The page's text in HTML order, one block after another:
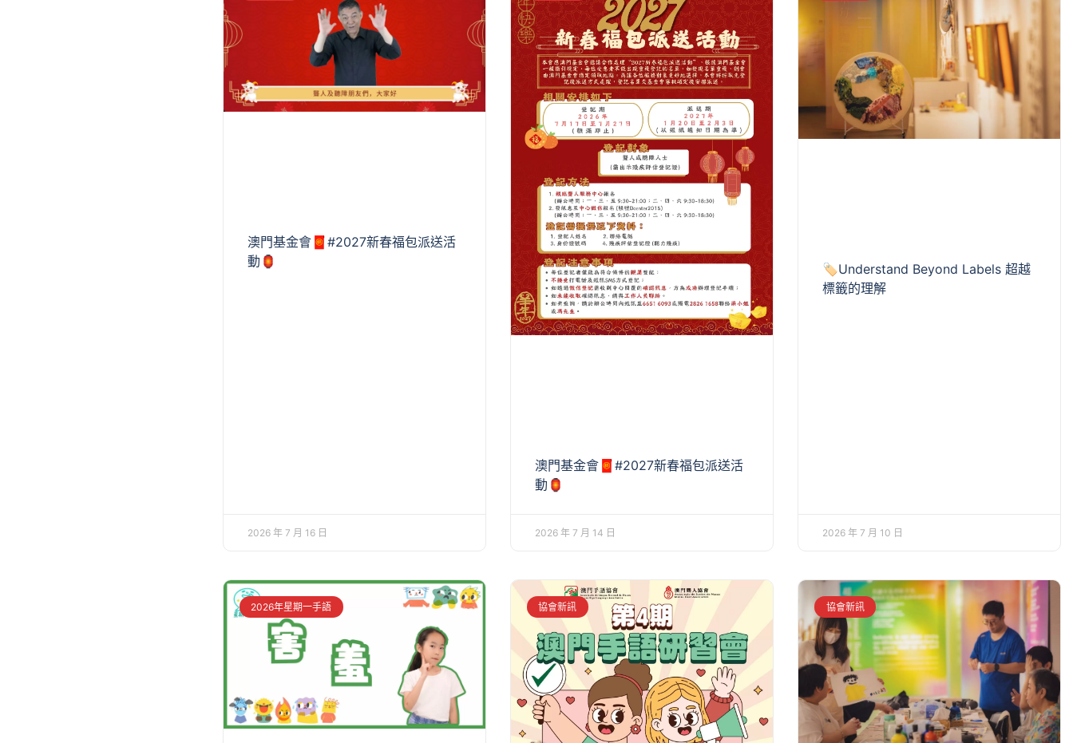
澳門基金會🧧#2027新春福包派送活
動🏮
2026 年 7 月 16 日
澳門基金會🧧#2027新春福包派送活
動🏮
2026 年 7 月 14 日
🏷️Understand Beyond Labels 超越
標籤的理解
2026 年 7 月 10 日
2026年星期一手語 協會新訊 協會新訊